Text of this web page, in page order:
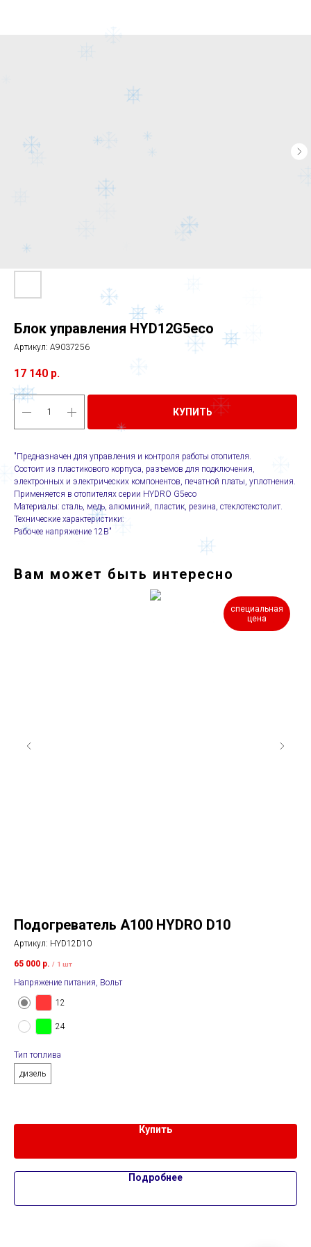
Блок управления HYD12G5eco
Артикул: A9037256
17 140 р.
КУПИТЬ
"Предназначен для управления и контроля работы отопителя.
Состоит из пластикового корпуса, разъемов для подключения,
электронных и электрических компонентов, печатной платы, уплотнения.
Применяется в отопителях серии HYDRO G5eco
Материалы: сталь, медь, алюминий, пластик, резина, стеклотекстолит.
Технические характеристики:
Рабочее напряжение 12В"
Вам может быть интересно
специальная
цена
Подогреватель A100 HYDRO D10
Артикул: HYD12D10
65 000 р. / 1 шт
Напряжение питания, Вольт
12
24
Тип топлива
дизель
Купить
Подробнее